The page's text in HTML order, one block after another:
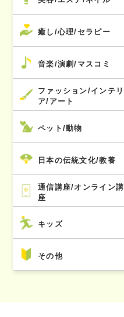
癒し/心理/セラピー
音楽/演劇/マスコミ
ファッション/インテリ
ア/アート
ペット/動物
日本の伝統文化/教養
通信講座/オンライン講
座
キッズ
その他